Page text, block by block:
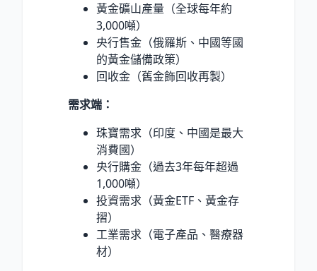
黃金礦山產量（全球每年約
3,000噸）
央行售金（俄羅斯、中國等國
的黃金儲備政策）
回收金（舊金飾回收再製）
需求端：
珠寶需求（印度、中國是最大
消費國）
央行購金（過去3年每年超過
1,000噸）
投資需求（黃金ETF、黃金存
摺）
工業需求（電子產品、醫療器
材）